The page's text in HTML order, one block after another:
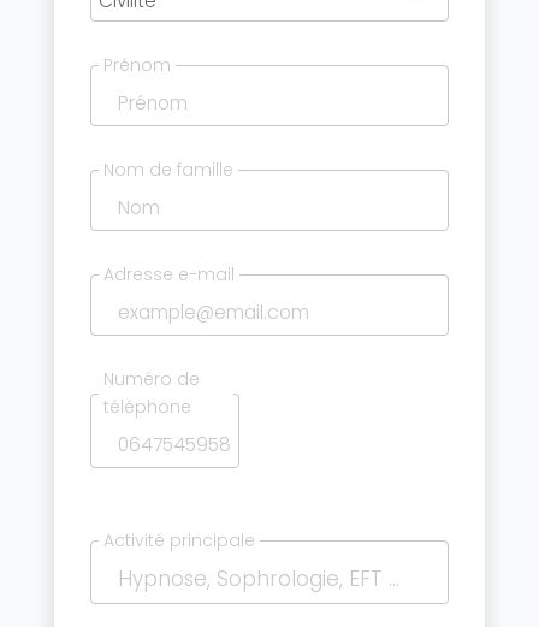
Prénom
Nom de famille
Adresse e-mail
Numéro de
téléphone
Activité principale